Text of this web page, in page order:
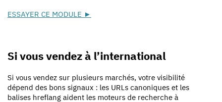
ESSAYER CE MODULE ►
Si vous vendez à l’international
Si vous vendez sur plusieurs marchés, votre visibilité
dépend des bons signaux : les URLs canoniques et les
balises hreflang aident les moteurs de recherche à